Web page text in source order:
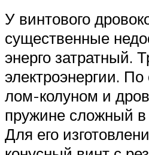
У винтового
существенные
энерго затратный.
электроэнергии.
лом-колуном и
пружине сложный в
Для его